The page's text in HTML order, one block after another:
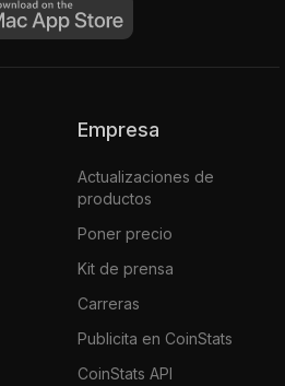
Empresa
Actualizaciones de
productos
Poner precio
Kit de prensa
Carreras
Publicita en CoinStats
CoinStats API